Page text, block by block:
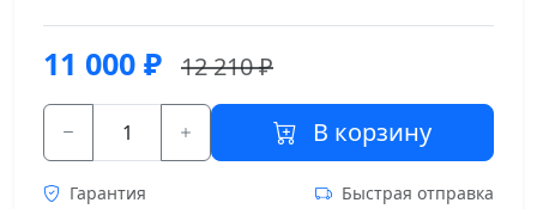
11 000 ₽ 12 210 ₽
В корзину
Гарантия Быстрая отправка